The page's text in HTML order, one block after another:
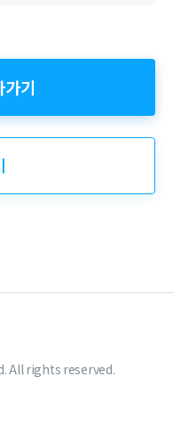
가기
All rights reserved.